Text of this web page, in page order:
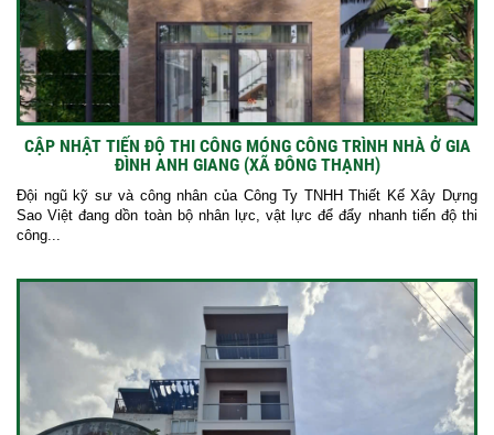
CẬP NHẬT TIẾN ĐỘ THI CÔNG MÓNG CÔNG TRÌNH NHÀ Ở GIA
ĐÌNH ANH GIANG (XÃ ĐÔNG THẠNH)
Đội ngũ kỹ sư và công nhân của Công Ty TNHH Thiết Kế Xây Dựng
Sao Việt đang dồn toàn bộ nhân lực, vật lực để đẩy nhanh tiến độ thi
công...